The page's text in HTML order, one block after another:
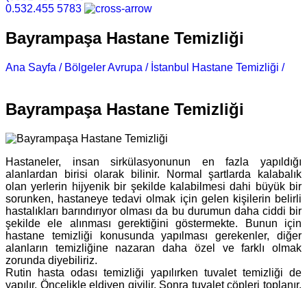
0.532.455 5783
Bayrampaşa Hastane Temizliği
Ana Sayfa / Bölgeler Avrupa / İstanbul Hastane Temizliği /
Bayrampaşa Hastane Temizliği
Hastaneler, insan sirkülasyonunun en fazla yapıldığı
alanlardan birisi olarak bilinir. Normal şartlarda kalabalık
olan yerlerin hijyenik bir şekilde kalabilmesi dahi büyük bir
sorunken, hastaneye tedavi olmak için gelen kişilerin belirli
hastalıkları barındırıyor olması da bu durumun daha ciddi bir
şekilde ele alınması gerektiğini göstermekte. Bunun için
hastane temizliği konusunda yapılması gerekenler, diğer
alanların temizliğine nazaran daha özel ve farklı olmak
zorunda diyebiliriz.
Rutin hasta odası temizliği yapılırken tuvalet temizliği de
yapılır. Öncelikle eldiven giyilir. Sonra tuvalet çöpleri toplanır,